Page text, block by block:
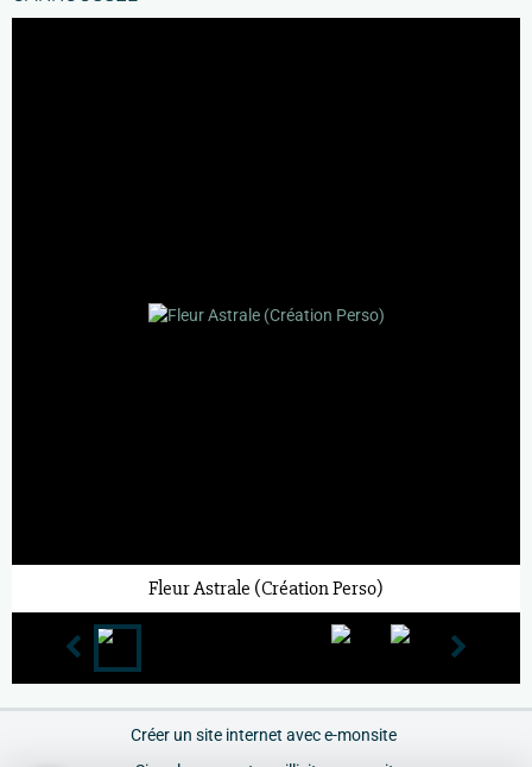
Fleur Astrale (Création Perso)
Créer un site internet avec e-monsite